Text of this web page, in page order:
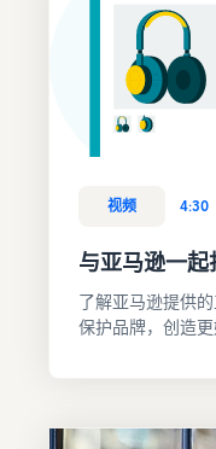
视频 4:30
与亚马逊一
了解亚马逊提供
保护品牌，创造更